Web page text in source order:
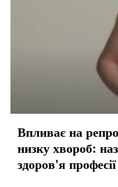
Впливає на
низку хвороб:
здоров'я професії